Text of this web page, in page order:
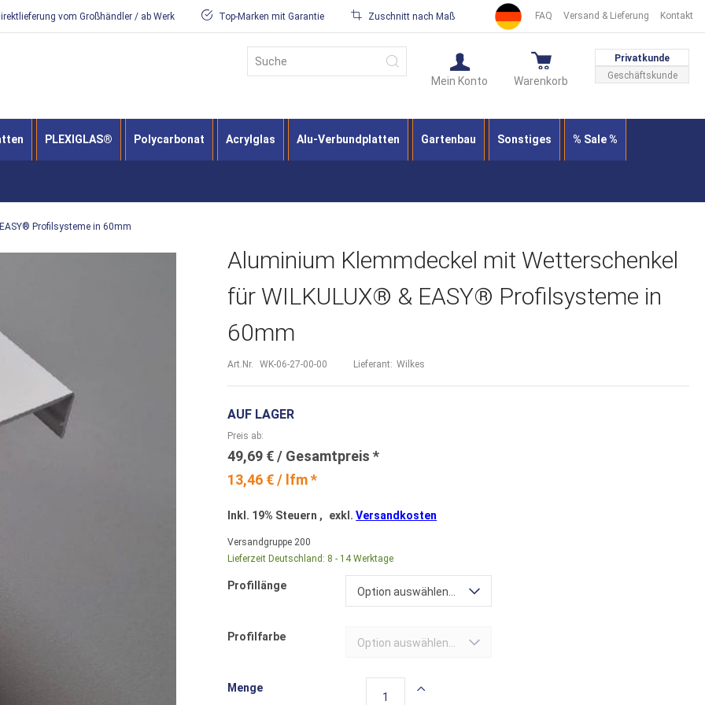
FAQ Versand & Lieferung Kontakt
vom Großhändler / ab Werk Top-Marken mit Garantie Zuschnitt nach Maß
Privatkunde
Geschäftskunde
Warenkorb
Mein Konto
Suche
PLEXIGLAS® Polycarbonat Acrylglas Alu-Verbundplatten Gartenbau Sonstiges % Sale %
Profilsysteme in 60mm
Aluminium Klemmdeckel mit Wetterschenkel
für WILKULUX® & EASY® Profilsysteme in
60mm
Art.Nr. WK-06-27-00-00 Lieferant: Wilkes
AUF LAGER
13,46 € / lfm *
Preis ab
49,69 €
Inkl. 19% Steuern , exkl.Versandkosten
Versandgruppe 200
Lieferzeit Deutschland: 8 - 14 Werktage
Profillänge Option auswählen...
Profilfarbe Option auswählen...
Menge